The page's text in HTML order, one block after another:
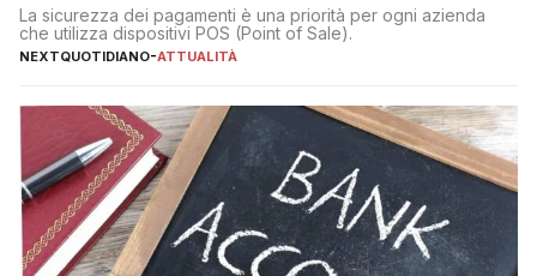
La sicurezza dei pagamenti è una priorità per ogni azienda
che utilizza dispositivi POS (Point of Sale).
NEXTQUOTIDIANO-ATTUALITÀ